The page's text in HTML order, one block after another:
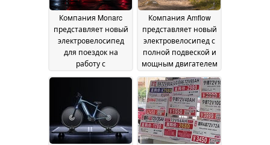
Компания Monarc
представляет новый
электровелосипед
для поездок на
работу с
миль25 June 2026
Компания Amflow
представляет новый
электровелосипед с
полной подвеской и
мощным двигателем
25 June 2026